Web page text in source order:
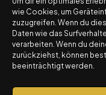
wie Cookies, um
zuzugreifen. Wenn du
Daten wie das
verarbeiten. Wenn du
zurückziehst, können
beeinträchtigt werden.
Warren Buffet
Newsletter
zum
© 2025 The Option
Alle